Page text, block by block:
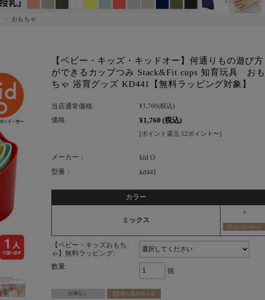
おもちゃ
【ベビー・キッズ・キッドオー】何通りもの遊び方
ができるカップつみ Stack&Fit cups 知育玩具 おも
ちゃ 浴育グッズ KD441【無料ラッピング対象】
当店通常価格: ¥1,760(税込)
価格: ¥1,760 (税込)
[ポイント還元 52ポイント〜]
メーカー：
kid O
型番：
kd441
カラー
ミックス
×
【ベビー・キッズおもち
ゃ】無料ラッピング:
数量:
個